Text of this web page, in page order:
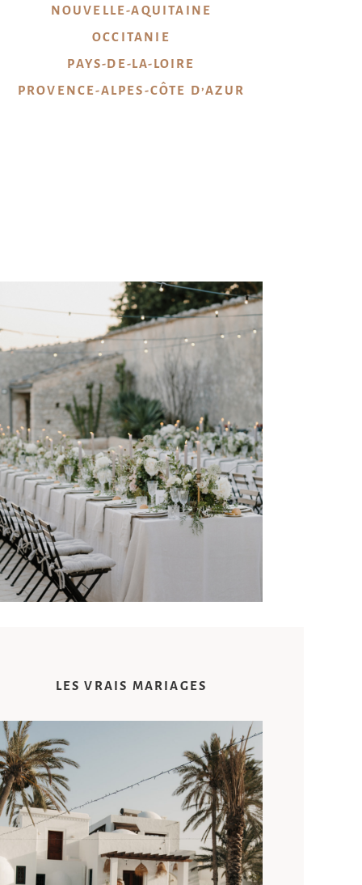
NOUVELLE-AQUITAINE
OCCITANIE
PAYS-DE-LA-LOIRE
PROVENCE-ALPES-CÔTE D’AZUR
LES VRAIS MARIAGES